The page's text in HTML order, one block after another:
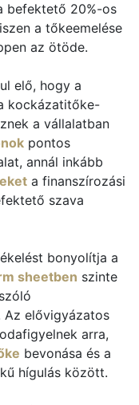
befektető 20%-os
a tőkeemelése
az ötöde.
elő, hogy a
kockázatitőke-
a vállalatban
pontos
annál inkább
a finanszírozási
szava
bonyolítja a
sheetben szinte
szóló
Az elővigyázatos
arra,
bevonása és a
hígulás között.